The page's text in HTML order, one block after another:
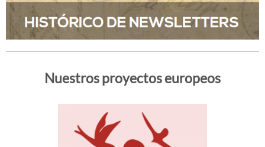
Nuestros proyectos europeos